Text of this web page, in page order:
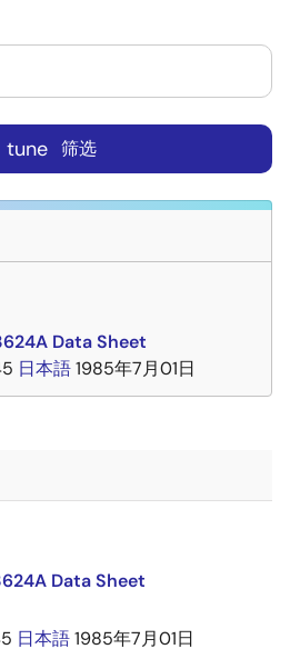
tune 筛选
Data Sheet
日本語1985年7月01日
Data Sheet
日本語1985年7月01日